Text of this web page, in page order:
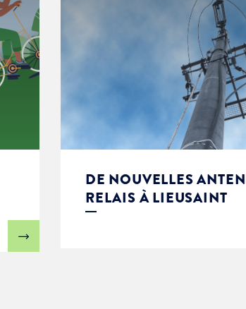
DE NOUVELLES
RELAIS À LIEUSAINT